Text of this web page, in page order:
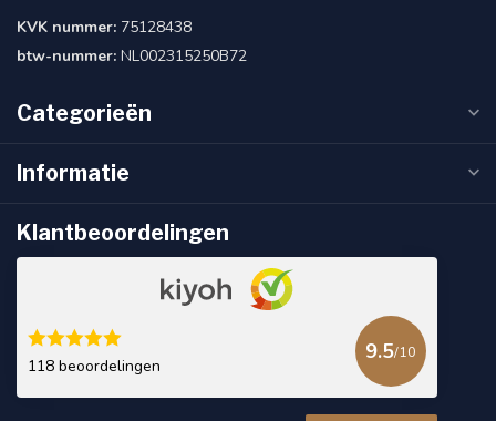
KVK nummer: 75128438
btw-nummer: NL002315250B72
Categorieën
Informatie
Klantbeoordelingen
118 beoordelingen
9.5/10